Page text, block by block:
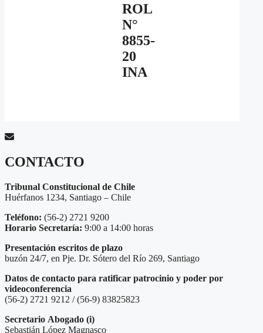
ROL
N°
8855-
20
INA
CONTACTO
Tribunal Constitucional de Chile
Huérfanos 1234, Santiago – Chile
Teléfono: (56-2) 2721 9200
Horario Secretaría: 9:00 a 14:00 horas
Presentación escritos de plazo
buzón 24/7, en Pje. Dr. Sótero del Río 269, Santiago
Datos de contacto para ratificar patrocinio y poder por
videoconferencia
(56-2) 2721 9212 / (56-9) 83825823
Secretario Abogado (i)
Sebastián López Magnasco